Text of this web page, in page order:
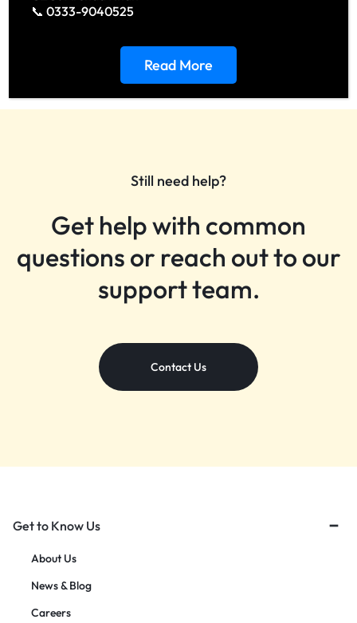
aliquam quaerat voluptatem.
Still need help?
Get help with common
questions or reach out to our
support team.
Contact Us
Get to Know Us
About Us
News & Blog
Careers
📞 0333-9040525
Read More